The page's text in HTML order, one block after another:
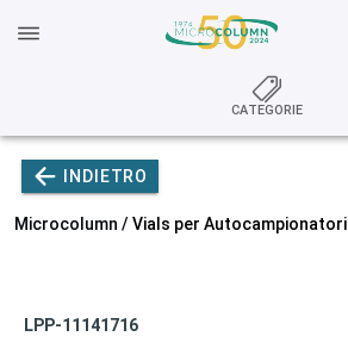
CATEGORIE
INDIETRO
Microcolumn / Vials per Autocampionatori
LPP-11141716